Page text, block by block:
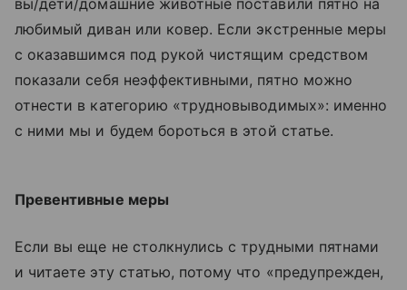
вы/дети/домашние животные поставили пятно на
любимый диван или ковер. Если экстренные меры
с оказавшимся под рукой чистящим средством
показали себя неэффективными, пятно можно
отнести в категорию «трудновыводимых»: именно
с ними мы и будем бороться в этой статье.
Превентивные меры
Если вы еще не столкнулись с трудными пятнами
и читаете эту статью, потому что «предупрежден,